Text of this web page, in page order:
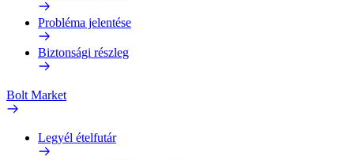
Probléma jelentése
Biztonsági részleg
Bolt Market
Legyél ételfutár